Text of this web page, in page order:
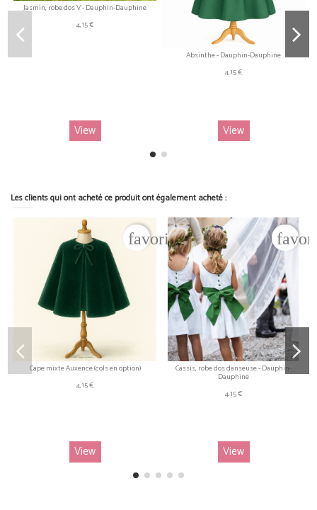
Jasmin, robe dos V - Dauphin-Dauphine
4,15 €
View
Absinthe - Dauphin-Dauphine
4,15 €
View
Les clients qui ont acheté ce produit ont également acheté :
favorite_border
Cape mixte Auxence (cols en option)
4,15 €
View
Cassis, robe dos danseuse - Dauphin-
Dauphine
4,15 €
View